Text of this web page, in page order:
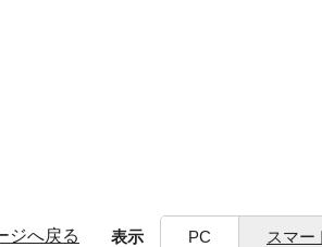
ジへ戻る 表示 PC スマー